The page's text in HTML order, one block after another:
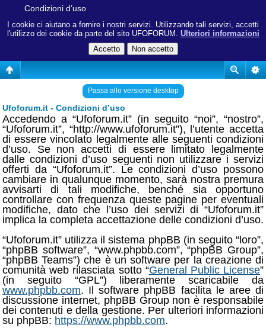
I cookie ci aiutano a fornire i nostri servizi. Utilizzando tali servizi, accetti
l'utilizzo dei cookie da parte del sito UFOFORUM. Ulteriori informazioni
Condizioni d’uso
Passa allo versione desktop
Ufoforum.it - Condizioni d’uso
Accedendo a “Ufoforum.it” (in seguito “noi”, “nostro”,
“Ufoforum.it”, “http://www.ufoforum.it”), l’utente accetta
di essere vincolato legalmente alle seguenti condizioni
d’uso. Se non accetti di essere limitato legalmente
dalle condizioni d’uso seguenti non utilizzare i servizi
offerti da “Ufoforum.it”. Le condizioni d’uso possono
cambiare in qualunque momento, sarà nostra premura
avvisarti di tali modifiche, benché sia opportuno
controllare con frequenza queste pagine per eventuali
modifiche, dato che l’uso dei servizi di “Ufoforum.it”
implica la completa accettazione delle condizioni d’uso.
“Ufoforum.it” utilizza il sistema phpBB (in seguito “loro”,
“phpBB software”, “www.phpbb.com”, “phpBB Group”,
“phpBB Teams”) che è un software per la creazione di
comunità web rilasciata sotto “General Public License”
(in seguito “GPL”) liberamente scaricabile da
www.phpbb.com. Il software phpBB facilita le aree di
discussione internet, phpBB Group non è responsabile
dei contenuti e della gestione. Per ulteriori informazioni
su phpBB: https://www.phpbb.com.